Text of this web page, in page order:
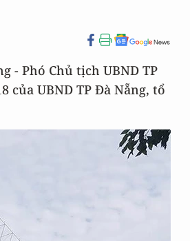
- Phó Chủ tịch UBND TP
của UBND TP Đà Nẵng, tổ